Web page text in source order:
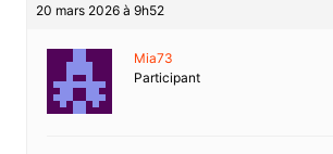
20 mars 2026 à 9h52
Mia73
Participant